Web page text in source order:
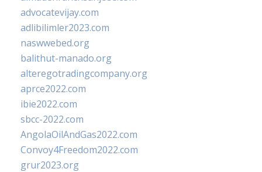
advocatevijay.com
adlibilimler2023.com
naswwebed.org
balithut-manado.org
alteregotradingcompany.org
aprce2022.com
ibie2022.com
sbcc-2022.com
AngolaOilAndGas2022.com
Convoy4Freedom2022.com
grur2023.org